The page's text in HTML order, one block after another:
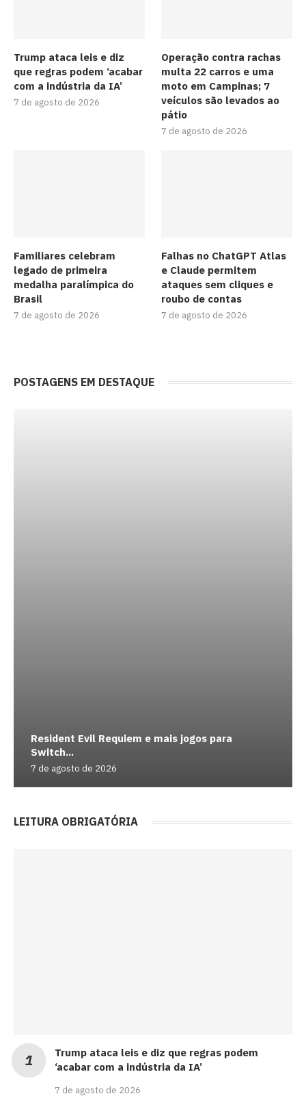
Trump ataca leis e diz
que regras podem ‘acabar
com a indústria da IA’
7 de agosto de 2026
Operação contra rachas
multa 22 carros e uma
moto em Campinas; 7
veículos são levados ao
pátio
7 de agosto de 2026
Familiares celebram
legado de primeira
medalha paralímpica do
Brasil
7 de agosto de 2026
Falhas no ChatGPT Atlas
e Claude permitem
ataques sem cliques e
roubo de contas
7 de agosto de 2026
POSTAGENS EM DESTAQUE
Resident Evil Requiem e mais jogos para
Switch...
7 de agosto de 2026
LEITURA OBRIGATÓRIA
Trump ataca leis e diz que regras podem
‘acabar com a indústria da IA’
7 de agosto de 2026